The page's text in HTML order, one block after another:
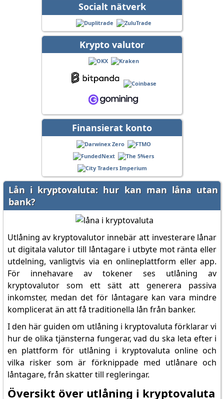
Socialt nätverk
Krypto valutor
Finansierat konto
Lån i kryptovaluta: hur kan man låna utan
bank?
Utlåning av kryptovalutor innebär att investerare lånar
ut digitala valutor till låntagare i utbyte mot ränta eller
utdelning, vanligtvis via en onlineplattform eller app.
För innehavare av tokener ses utlåning av
kryptovalutor som ett sätt att generera passiva
inkomster, medan det för låntagare kan vara mindre
komplicerat än att få traditionella lån från banker.
I den här guiden om utlåning i kryptovaluta förklarar vi
hur de olika tjänsterna fungerar, vad du ska leta efter i
en plattform för utlåning i kryptovaluta online och
vilka risker som är förknippade med utlånare och
låntagare, från skatter till regleringar.
Översikt över utlåning i kryptovaluta